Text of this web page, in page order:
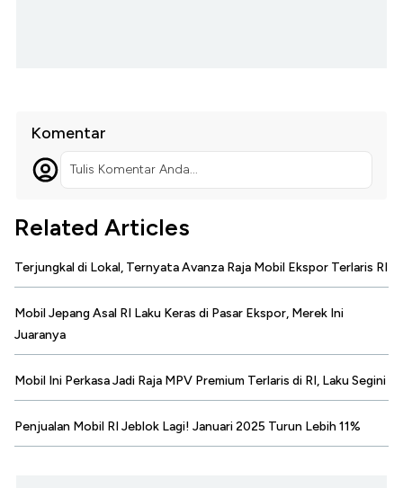
Komentar
Tulis Komentar Anda...
Related Articles
Terjungkal di Lokal, Ternyata Avanza Raja Mobil Ekspor Terlaris RI
Mobil Jepang Asal RI Laku Keras di Pasar Ekspor, Merek Ini
Juaranya
Mobil Ini Perkasa Jadi Raja MPV Premium Terlaris di RI, Laku Segini
Penjualan Mobil RI Jeblok Lagi! Januari 2025 Turun Lebih 11%